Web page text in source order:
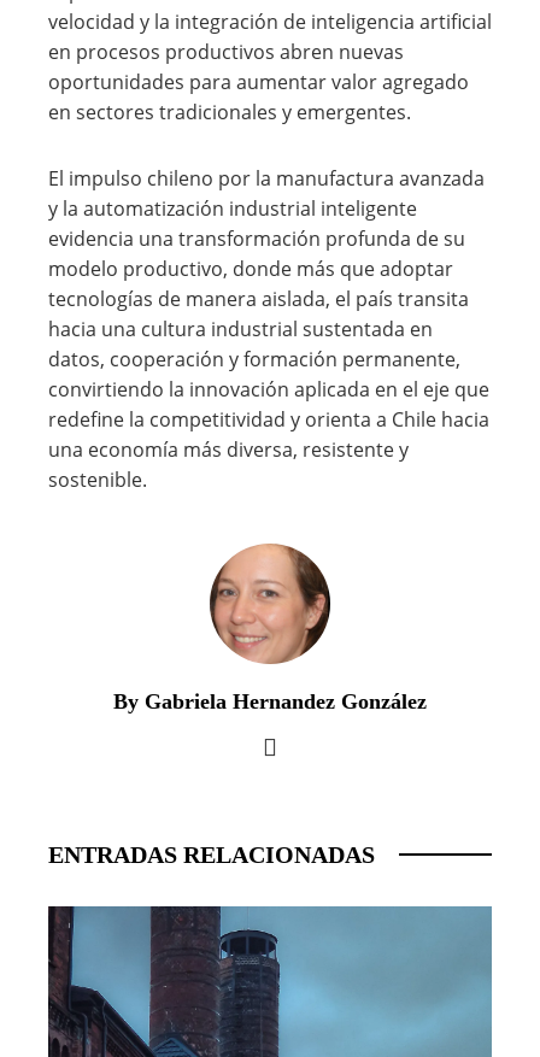
velocidad y la integración de inteligencia artificial
en procesos productivos abren nuevas
oportunidades para aumentar valor agregado
en sectores tradicionales y emergentes.
El impulso chileno por la manufactura avanzada
y la automatización industrial inteligente
evidencia una transformación profunda de su
modelo productivo, donde más que adoptar
tecnologías de manera aislada, el país transita
hacia una cultura industrial sustentada en
datos, cooperación y formación permanente,
convirtiendo la innovación aplicada en el eje que
redefine la competitividad y orienta a Chile hacia
una economía más diversa, resistente y
sostenible.
By Gabriela Hernandez González
ENTRADAS RELACIONADAS